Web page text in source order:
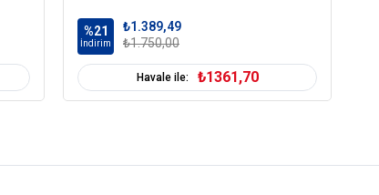
%21
İndirim
₺1.389,49
₺1.750,00
Havale ile: ₺1361,70